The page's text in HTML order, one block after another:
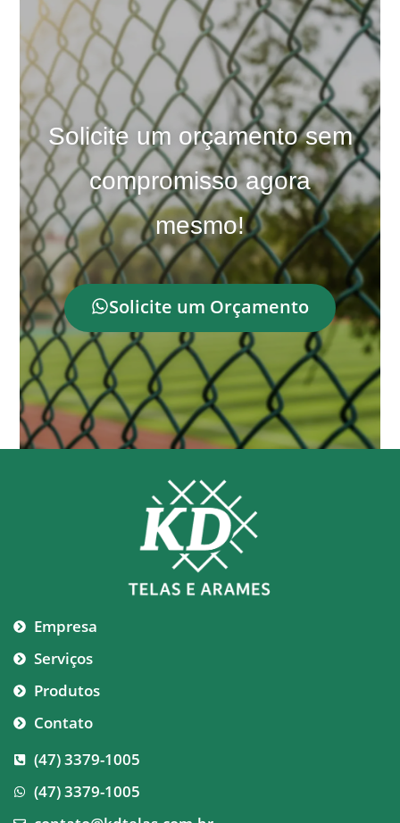
Solicite um orçamento sem
compromisso agora
mesmo!
Solicite um Orçamento
Empresa
Serviços
Produtos
Contato
(47) 3379-1005
(47) 3379-1005